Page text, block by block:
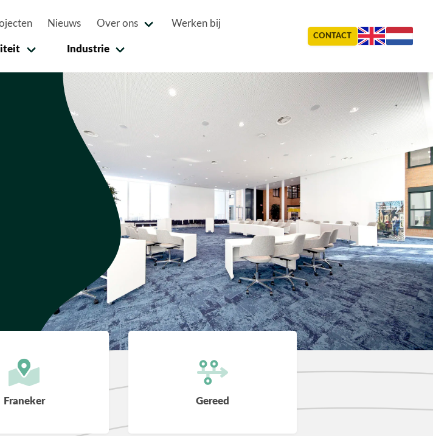
Nieuws Over ons Werken bij
Industrie
CONTACT
Franeker Gereed